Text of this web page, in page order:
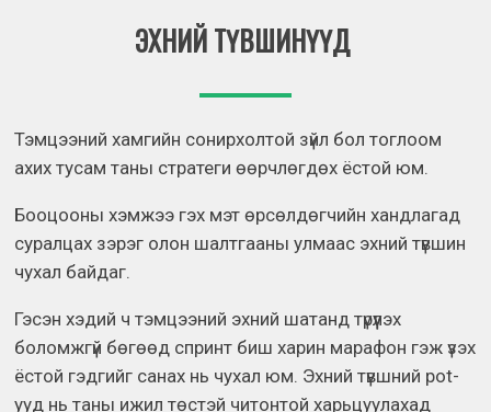
ЭХНИЙ ТҮВШИНҮҮД
Тэмцээний хамгийн сонирхолтой зүйл бол тоглоом
ахих тусам таны стратеги өөрчлөгдөх ёстой юм.
Бооцооны хэмжээ гэх мэт өрсөлдөгчийн хандлагад
суралцах зэрэг олон шалтгааны улмаас эхний түвшин
чухал байдаг.
Гэсэн хэдий ч тэмцээний эхний шатанд түрүүлэх
боломжгүй бөгөөд спринт биш харин марафон гэж үзэх
ёстой гэдгийг санах нь чухал юм. Эхний түвшний pot-
ууд нь таны ижил төстэй читонтой харьцуулахад